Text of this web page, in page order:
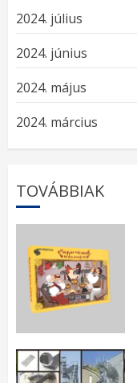
2024. július
2024. június
2024. május
2024. március
TOVÁBBIAK